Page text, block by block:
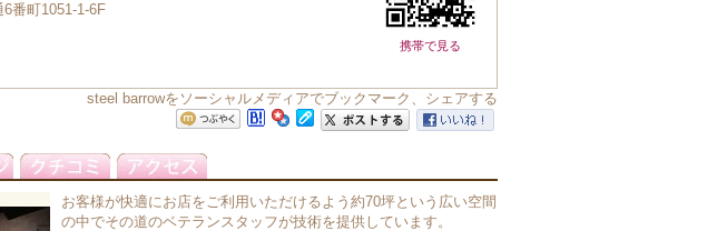
携帯で見る
番町1051-1-6F
steel barrowをソーシャルメディアでブックマーク、シェアする
お客様が快適にお店をご利用いただけるよう約70坪という広い空間
の中でその道のベテランスタッフが技術を提供しています。